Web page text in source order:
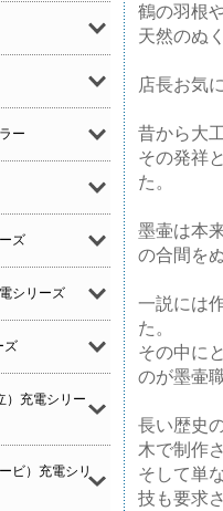
ー
ズ
シリーズ
ズ
）充電シリー
ビ）充電シリ
鶴の羽根
天然のぬ
店長お気
昔から大
その発祥
た。
墨壷は本
の合間を
一説には
た。
その中に
のが墨壷
長い歴史
木で制作
そして単
技も要求